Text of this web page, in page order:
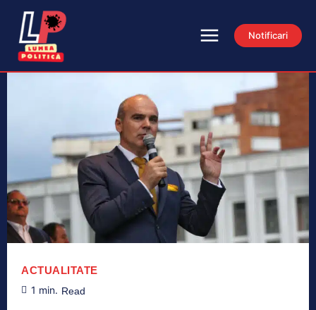
Notificari
ACTUALITATE
1 min. Read